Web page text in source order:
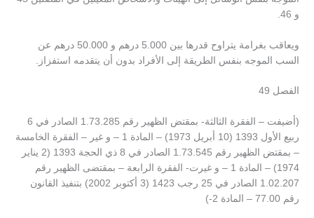
و 46.
ويعاقب بغرامة يتراوح قدرها بين 5.000 درهم و 50.000 درهم عن
السب الموجه بنفس الطريقة إلى الأفراد بدون أن يتقدمه استفزاز.
الفصل 49
(أضيفت – الفقرة الثالثة- بمقتض الظهير رقم 1.73.285 الصادر في 6
ربيع الأول 1393 (10 أبريل 1973) – المادة 1 – و غير – الفقرة الخامسة
– بمقتض الظهير رقم 1.73.545 الصادر في 8 ذي الحجة 1393 (2 يناير
1974) – المادة 1 – و غيرت- الفقرة الرابعة – بمقتضى الظهير رقم
1.02.207 الصادر في 25 رجب 1423 (3 أكتوبر 2002) بتنفيذ القانون
رقم 77.00 – المادة 2-)